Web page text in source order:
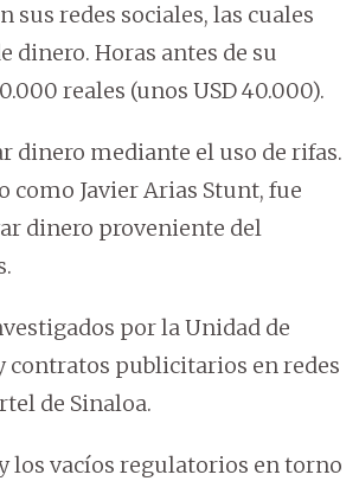
redes sociales, las cuales
dinero. Horas antes de su
reales (unos USD 40.000).
dinero mediante el uso de rifas.
como Javier Arias Stunt, fue
dinero proveniente del
por la Unidad de
publicitarios en redes
de Sinaloa.
los vacíos regulatorios en torno